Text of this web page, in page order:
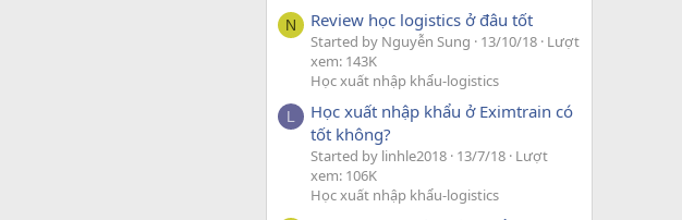
N Review học logistics ở đâu tốt
Started by Nguyễn Sung 13/10/18 Lượt
xem: 143K
Học xuất nhập khẩu-logistics
L
Học xuất nhập khẩu ở Eximtrain có
tốt không?
Started by linhle2018 13/7/18 Lượt
xem: 106K
Học xuất nhập khẩu-logistics